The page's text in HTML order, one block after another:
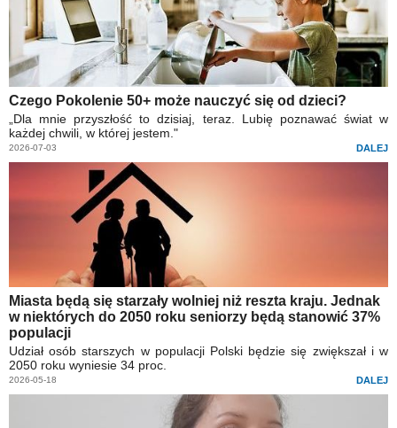
Czego Pokolenie 50+ może nauczyć się od dzieci?
„Dla mnie przyszłość to dzisiaj, teraz. Lubię poznawać świat w
każdej chwili, w której jestem."
2026-07-03 DALEJ
Miasta będą się starzały wolniej niż reszta kraju. Jednak
w niektórych do 2050 roku seniorzy będą stanowić 37%
populacji
Udział osób starszych w populacji Polski będzie się zwiększał i w
2050 roku wyniesie 34 proc.
2026-05-18 DALEJ